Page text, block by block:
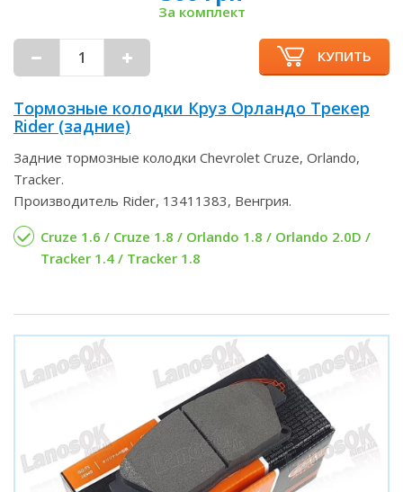
За комплект
КУПИТЬ
Тормозные колодки Круз Орландо Трекер
Rider (задние)
Задние тормозные колодки Chevrolet Cruze, Orlando,
Tracker.
Производитель Rider, 13411383, Венгрия.
Cruze 1.6 / Cruze 1.8 / Orlando 1.8 / Orlando 2.0D /
Tracker 1.4 / Tracker 1.8